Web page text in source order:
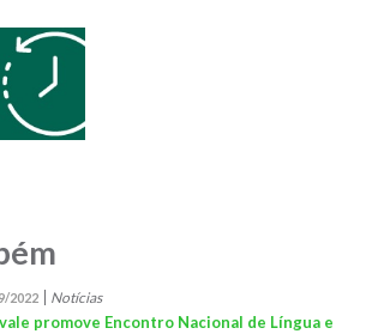
2022 Notícias
promove Encontro Nacional de Língua e